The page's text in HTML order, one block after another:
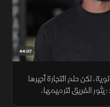
44:07
سيارتها "شيفيل 1967" بالثانوية، لكن حلم التجارة أجبرها
الفريق لترميمها،